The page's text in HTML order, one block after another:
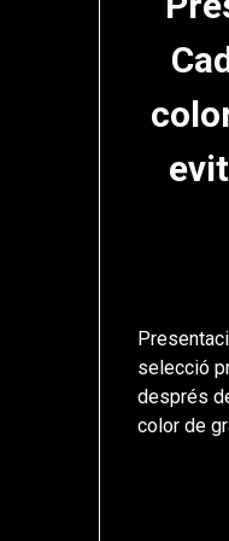
selecció
després
color de